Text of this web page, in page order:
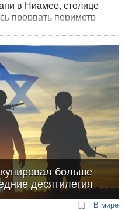
в Ниамее, столице
прорвать периметр
первые выстрелы
по местному времени в
а активные боевые
двух часов.
больше
десятилетия
В мире